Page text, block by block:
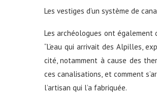
Les vestiges d’un système de
Les archéologues ont également
“L’eau qui arrivait des Alpilles,
cité, notamment à cause des
ces canalisations, et comment
l’artisan qui l’a fabriquée.